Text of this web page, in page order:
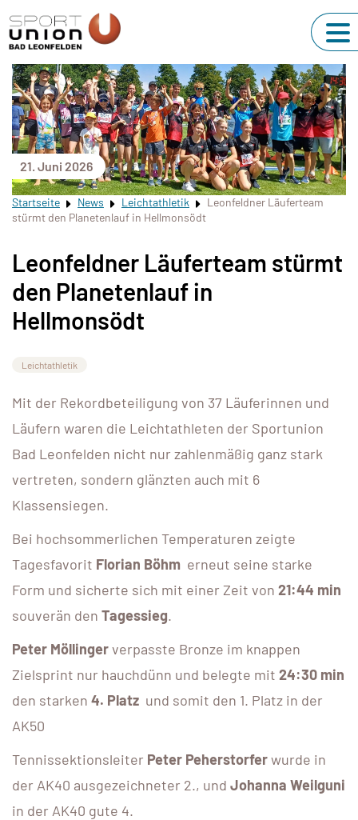
21. Juni 2026
Startseite News Leichtathletik
Leonfeldner Läuferteam
stürmt den Planetenlauf in Hellmonsödt
Leonfeldner Läuferteam stürmt
den Planetenlauf in
Hellmonsödt
Leichtathletik
Mit der Rekordbeteiligung von 37 Läuferinnen und
Läufern waren die Leichtathleten der Sportunion
Bad Leonfelden nicht nur zahlenmäßig ganz stark
vertreten, sondern glänzten auch mit 6
Klassensiegen.
Bei hochsommerlichen Temperaturen zeigte
Tagesfavorit Florian Böhm erneut seine starke
Form und sicherte sich mit einer Zeit von 21:44 min
souverän den Tagessieg.
Peter Möllingerverpasste Bronze im knappen
Zielsprint nur hauchdünn und belegte mit 24:30 min
den starken 4. Platz und somit den 1. Platz in der
AK50
Tennissektionsleiter Peter Peherstorferwurde in
der AK40 ausgezeichneter 2., und Johanna Weilguni
in der AK40 gute 4.